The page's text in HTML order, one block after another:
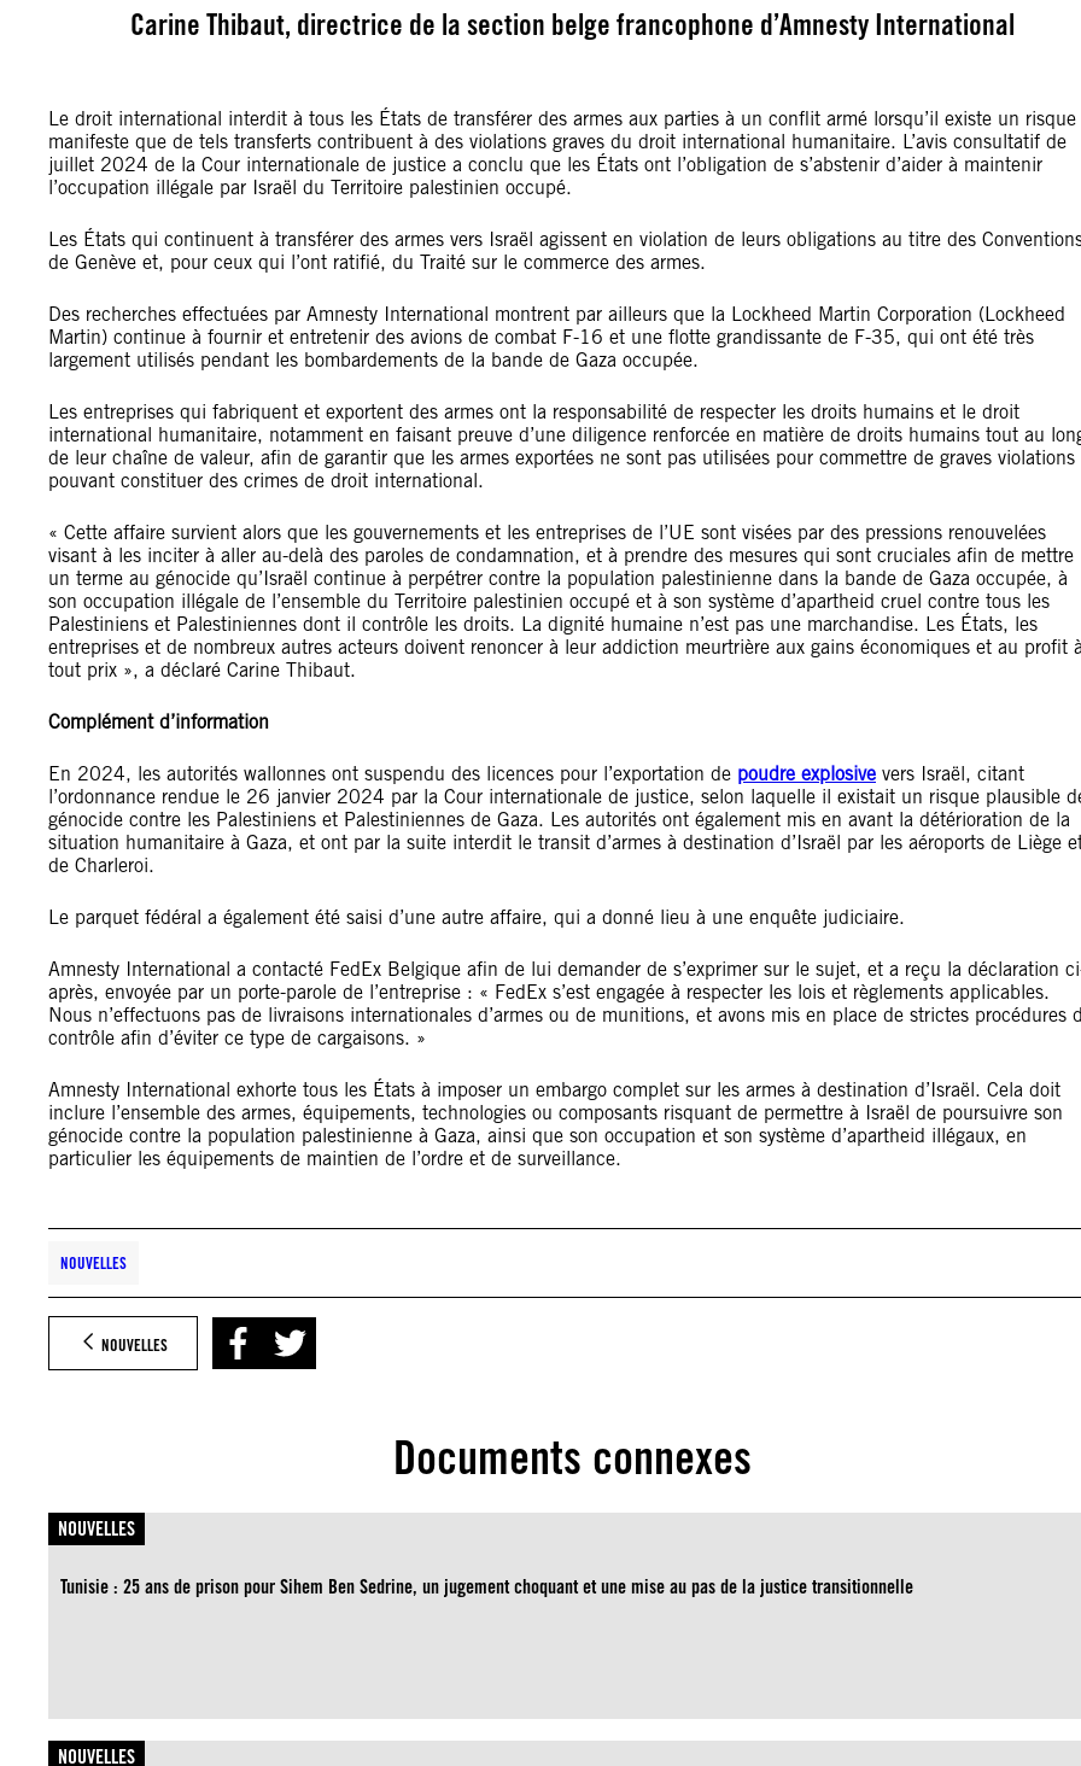
Carine Thibaut, directrice de la section belge francophone d’Amnesty International
Le droit international interdit à tous les États de transférer des armes aux parties à un conflit armé lorsqu’il existe un risque
manifeste que de tels transferts contribuent à des violations graves du droit international humanitaire. L’avis consultatif de
juillet 2024 de la Cour internationale de justice a conclu que les États ont l’obligation de s’abstenir d’aider à maintenir
l’occupation illégale par Israël du Territoire palestinien occupé.
Les États qui continuent à transférer des armes vers Israël agissent en violation de leurs obligations au titre des
de Genève et, pour ceux qui l’ont ratifié, du Traité sur le commerce des armes.
Des recherches effectuées par Amnesty International montrent par ailleurs que la Lockheed Martin Corporation (Lockheed
Martin) continue à fournir et entretenir des avions de combat F-16 et une flotte grandissante de F-35, qui ont été très
largement utilisés pendant les bombardements de la bande de Gaza occupée.
Les entreprises qui fabriquent et exportent des armes ont la responsabilité de respecter les droits humains et le droit
international humanitaire, notamment en faisant preuve d’une diligence renforcée en matière de droits humains tout au
de leur chaîne de valeur, afin de garantir que les armes exportées ne sont pas utilisées pour commettre de graves violations
pouvant constituer des crimes de droit international.
« Cette affaire survient alors que les gouvernements et les entreprises de l’UE sont visées par des pressions renouvelées
visant à les inciter à aller au-delà des paroles de condamnation, et à prendre des mesures qui sont cruciales afin de mettre
un terme au génocide qu’Israël continue à perpétrer contre la population palestinienne dans la bande de Gaza occupée, à
son occupation illégale de l’ensemble du Territoire palestinien occupé et à son système d’apartheid cruel contre tous les
Palestiniens et Palestiniennes dont il contrôle les droits. La dignité humaine n’est pas une marchandise. Les États, les
entreprises et de nombreux autres acteurs doivent renoncer à leur addiction meurtrière aux gains économiques et au profit à
tout prix », a déclaré Carine Thibaut.
Complément d’information
En 2024, les autorités wallonnes ont suspendu des licences pour l’exportation de poudre explosive vers Israël, citant
l’ordonnance rendue le 26 janvier 2024 par la Cour internationale de justice, selon laquelle il existait un risque plausible
génocide contre les Palestiniens et Palestiniennes de Gaza. Les autorités ont également mis en avant la détérioration de la
situation humanitaire à Gaza, et ont par la suite interdit le transit d’armes à destination d’Israël par les aéroports de Liège
de Charleroi.
Le parquet fédéral a également été saisi d’une autre affaire, qui a donné lieu à une enquête judiciaire.
Amnesty International a contacté FedEx Belgique afin de lui demander de s’exprimer sur le sujet, et a reçu la déclaration
après, envoyée par un porte-parole de l’entreprise : « FedEx s’est engagée à respecter les lois et règlements applicables.
Nous n’effectuons pas de livraisons internationales d’armes ou de munitions, et avons mis en place de strictes procédures
contrôle afin d’éviter ce type de cargaisons. »
Amnesty International exhorte tous les États à imposer un embargo complet sur les armes à destination d’Israël. Cela doit
inclure l’ensemble des armes, équipements, technologies ou composants risquant de permettre à Israël de poursuivre son
génocide contre la population palestinienne à Gaza, ainsi que son occupation et son système d’apartheid illégaux, en
particulier les équipements de maintien de l’ordre et de surveillance.
NOUVELLES
NOUVELLES
Documents connexes
NOUVELLES
Tunisie : 25 ans de prison pour Sihem Ben Sedrine, un jugement choquant et une mise au pas de la justice transitionnelle
NOUVELLES